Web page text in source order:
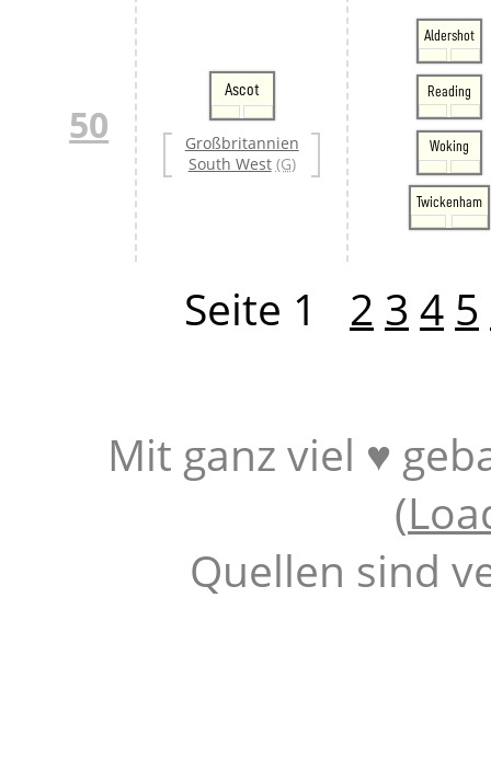
50
Ascot
Großbritannien
South West (G)
Aldershot
Reading
Woking
Twickenham
Seite 1 2 3 4 5
Mit ganz viel ♥
(
Quellen sind